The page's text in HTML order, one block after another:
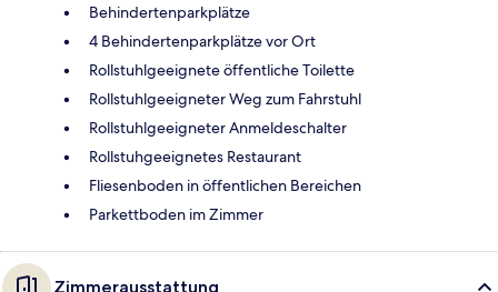
Behindertenparkplätze
4 Behindertenparkplätze vor Ort
Rollstuhlgeeignete öffentliche Toilette
Rollstuhlgeeigneter Weg zum Fahrstuhl
Rollstuhlgeeigneter Anmeldeschalter
Rollstuhgeeignetes Restaurant
Fliesenboden in öffentlichen Bereichen
Parkettboden im Zimmer
Zimmerausstattung